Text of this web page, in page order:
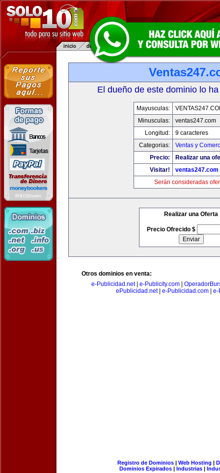
El dueño de este dominio lo
Mayusculas:
Minusculas:
ventas247.com
Longitud:
9 caracteres
Categorias:
Ventas y
Precio:
Realizar una
Visitar!
ventas247.com
Serán consideradas
Realizar una Oferta
Precio Ofrecido $
Otros dominios en venta:
e-Publicidad.net| e-Publicity.com|
ePublicidad.net| e-Publicidad.com e-
Registro de Dominios| Web Hosting |
Dominios Expirados | Industrias |